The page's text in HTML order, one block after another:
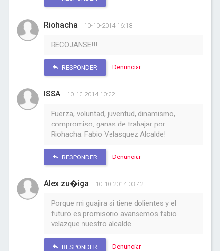
Riohacha 10-10-2014 16:18
RECOJANSE!!!
RESPONDER Denunciar
ISSA 10-10-2014 10:22
Fuerza, voluntad, juventud, dinamismo,
compromiso, ganas de trabajar por
Riohacha. Fabio Velasquez Alcalde!
RESPONDER Denunciar
Alex zu�iga 10-10-2014 03:42
Porque mi guajira si tiene dolientes y el
futuro es promisorio avansemos fabio
velazque nuestro alcalde
RESPONDER Denunciar